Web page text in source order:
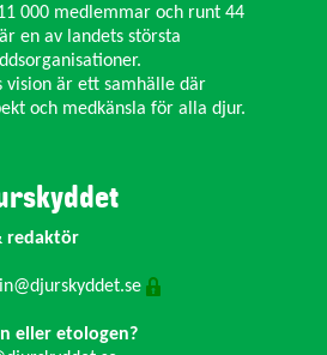
000 medlemmar och runt 44
en av landets största
vision är ett samhälle där
och medkänsla för alla djur.
redaktör
eller etologen?